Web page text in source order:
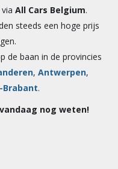
All Cars Belgium.
steeds een hoge prijs
de baan in de provincies
, Antwerpen,
Brabant.
nog weten!